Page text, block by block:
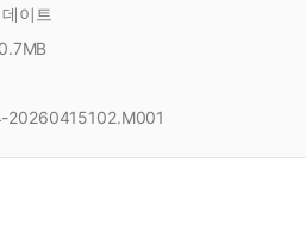
이트
20260415102.M001